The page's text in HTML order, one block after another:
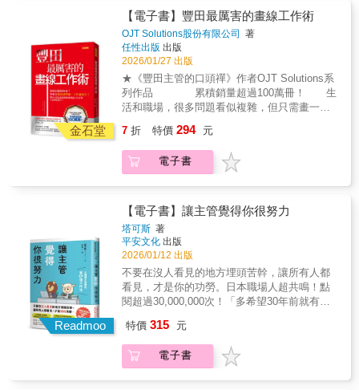
上犯錯觸雷，透過一些方法，讓你在職場上不
須拚命就能脫穎而出。──王鶴健／臺大醫院癌
醫中心分院副院長、臺大醫學院內科教授 這是
一本為AI時代工作者準備的「職場價值重塑指
南」。 兩位來自不同領域的臺大EMBA學姐
&mdash;&mdash;創意產業的徐璽與公部門及
創業出身的傳蓮&mdash;&mdash;將數十年的
全書以「價值重塑」、「可靠品牌」、「共感
對接」三部曲，系統化地解構現代工作者面臨
的核心課題。 本書直指核心：在AI自動化純執
中不僅提供具體的思維轉換框架，更透過大量
真實案例與「實戰挑戰」，教導如何透過精準
提問、細節管理、風險預判與向上協作，建立
起難以取代的專業價值與信任資產。 這是一本
務實的戰略手冊。它不空談道理，而是提供可
立即應用的行動方案，幫助讀者在快速變動的
職場中，錨定自己的核心優勢，掌握與人、與
科技協作的智慧，從容創造屬於自己的職涯高
度。 誠摯推薦給所有希望在職場中持續進化、
子亞太銷售副總經理 親愛的職場後輩們： 作為
一名在職場努力三十年的「過來人」，看過無
數優秀學子滿懷理想踏出校門，卻在最初的五
博士以多年實務經驗，將溝通、效率、思考與
自我成長化為具體行動指南，讓讀者不必靠過
度投入時間，而能以智慧與策略，在職涯中穩
健前行。這是一本能陪伴讀者建立自信、提升
專業度的實用之書。──王宏宗／臺北市立大學
教授兼競技運動訓練研究所所長 初入職場的新
鮮人，大家都想成功，沒有人想失敗，如何面
對成功，往往不需要太多的練習；然而如何處
遇挫折，卻是要經由不斷的學習，才能從屢次
中理想的職涯。本書沒有艱深的學問及方法，
談的是日常職涯中常常會面對的事務，然而那
些看似簡單的工作事務，卻常常有人在這些事
作的熱情。本書就是告訴你，不要在這種小事
上犯錯觸雷，透過一些方法，讓你在職場上不
須拚命就能脫穎而出。──王鶴健／臺大醫院癌
醫中心分院副院長、臺大醫學院內科教授 這是
一本為AI時代工作者準備的「職場價值重塑指
南」。 兩位來自不同領域的臺大EMBA學姐
&mdash;&mdash;創意產業的徐璽與公部門及
實戰經驗，凝煉成一套完整的職場進階心法。
全書以「價值重塑」、「可靠品牌」、「共感
對接」三部曲，系統化地解構現代工作者面臨
溝通技巧，傳授一套可以巧妙化解溝通困境，
又不讓對方留下壞印象的回話技巧。本書將會
教你，即使面對攻擊性的言詞，也能運用「絕
對不會被討厭的回話心機對策」+「氣魄十足的
說話方式和聲音」逐一化解對方的惡意與攻
擊，幫助你漸漸找回話語權，培養出不再輕易
被難搞魔人影響的自信。從此不再隱忍、不再
吃虧，迎來舒爽通暢的快活人生！▋破解麻煩
人物的企圖與話術，見招拆招！──化解力 ‧遇
到無理的要求，就用不合邏輯的公式回敬他！‧
接到暴怒咆哮的電話時，馬上換右耳聽，削弱
負能量的傳導。‧面對負面偏見的自保法：盡快
時，要用正常音量、刻意慢半拍回話。▋圓融
應對的心機反駁術「Poker Talk + Poker
Voice」──反擊力‧對方酸言酸語、刻意嘲諷
時，就微笑使出最強提問句！ ‧面對挖苦或惡意
騷擾時，要順著對方的話正向詮釋，句點他。‧
以安心感做結尾，加上關鍵句「請幫幫我」，
滿足對方自尊。‧必殺句：「那又怎樣？」有時
也要傲嬌回應，嚇阻白目鬼的婆媽心態。▋有
強大的心理韌性，任何話都傷不了你──緩衝
有自信時，就啟動「反正我爛到谷底了」大作
戰，反而會覺得已經沒什麼好怕的。★適用所
有難搞魔人的黃金準則：千萬別用「但是」、
作都要制定標準（畫線），正常、異常所有人
一眼就能判斷。 本書作者OJT Solutions股
份有限公司， 由任職豐田40年以上的資深
主管組成， 至今協助超過700家企業導入豐
田生產系統、管理法、在職訓練， 領域涵
蓋製造、食品、醫藥、金融、地方政府等各種
產業。 這些找上OJT Solutions幫忙的公
司，都有以下困擾： 「相同問題重複出
現，內部抱怨、外部客訴一堆，始終找不到解
了，讓人無所適從。」 「這件事只能問○小
姐喔，其他人都不知道。」 這些問題豐田
主管都怎麼解決？很簡單，畫一條標準
準 豐田內部到處畫滿了線，推車放哪、
會議桌椅怎麼擺有標線， 銷售數據圖也
要畫一條基準線，為什麼？ 只要有標準
線，任何人看一眼就能判斷，現在這個數字是
正常或異常。 除此之外，還有許多看不
見的線： 安燈、技能地圖、作業要領
書…… 有了這條隱形的線，無論誰來
減少人為差異的最佳方法 ．消除浪費的
「線」 開始作業前，先畫最重要的線：
需要什麼、什麼時候要、數量多少， 例
金石堂
【電子書】豐田最厲害的畫線工作術
OJT Solutions股份有限公司
著
任性出版 出版
2026/01/27 出版
★《豐田主管的口頭禪》作者OJT Solutions系
列作品 累積銷量超過100萬冊！ 生
活和職場，很多問題看似複雜，但只需畫一條
導線。車輛若沒有停在線框內，就會影響到周
圍交通。 ◎收銀臺前，畫上「請在線後等
待」，能讓隊伍保持整齊，維持結帳秩
作都要制定標準（畫線），正常、異常所有人
一眼就能判斷。 本書作者OJT Solutions股
份有限公司， 由任職豐田40年以上的資深
主管組成， 至今協助超過700家企業導入豐
田生產系統、管理法、在職訓練， 領域涵
蓋製造、食品、醫藥、金融、地方政府等各種
產業。 這些找上OJT Solutions幫忙的公
司，都有以下困擾： 「相同問題重複出
現，內部抱怨、外部客訴一堆，始終找不到解
了，讓人無所適從。」 「這件事只能問○小
姐喔，其他人都不知道。」 這些問題豐田
主管都怎麼解決？很簡單，畫一條標準
7 折 特價 294 元
電子書
Readmoo
【電子書】讓主管覺得你很努力
塔可斯 著
平安文化 出版
2026/01/12 出版
不要在沒人看見的地方埋頭苦幹，讓所有人都
看見，才是你的功勞。日本職場人超共鳴！點
閱超過30,000,000次！「多希望30年前就有這
資小週末社群創辦人】盧世安 專文推薦！【敦
南新生活版主】Zen大【數位轉型顧問】李全興
（老查）【策略思維商學院院長】孫治華【第
特價 315 元
電子書